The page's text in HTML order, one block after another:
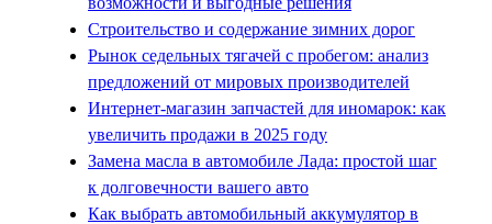
Строительство и содержание зимних дорог
Рынок седельных тягачей с пробегом: анализ
предложений от мировых производителей
Интернет-магазин запчастей для иномарок: как
увеличить продажи в 2025 году
Замена масла в автомобиле Лада: простой шаг
к долговечности вашего авто
Как выбрать автомобильный аккумулятор в